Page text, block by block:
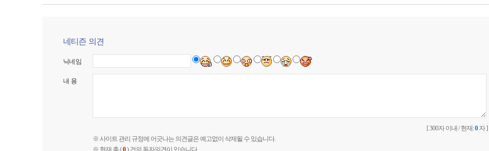
네티즌 의견
닉네임
내 용
[ 300자 이내 / 현재:0 자 ]
※ 사이트 관리 규정에 어긋나는 의견글은 예고없이 삭제될 수 있습니다.
※ 현재 총 (0) 건의 독자의견이 있습니다.